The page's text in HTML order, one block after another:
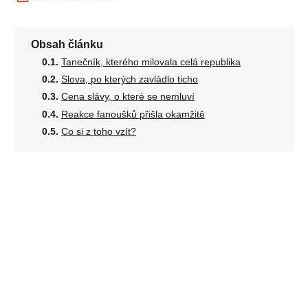
Obsah článku
Tanečník, kterého milovala celá republika
Slova, po kterých zavládlo ticho
Cena slávy, o které se nemluví
Reakce fanoušků přišla okamžitě
Co si z toho vzít?